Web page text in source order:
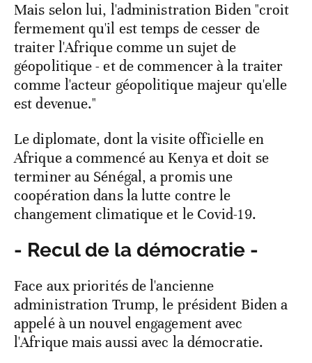
Mais selon lui, l'administration Biden "croit
fermement qu'il est temps de cesser de
traiter l'Afrique comme un sujet de
géopolitique - et de commencer à la traiter
comme l'acteur géopolitique majeur qu'elle
est devenue."
Le diplomate, dont la visite officielle en
Afrique a commencé au Kenya et doit se
terminer au Sénégal, a promis une
coopération dans la lutte contre le
changement climatique et le Covid-19.
- Recul de la démocratie -
Face aux priorités de l'ancienne
administration Trump, le président Biden a
appelé à un nouvel engagement avec
l'Afrique mais aussi avec la démocratie.